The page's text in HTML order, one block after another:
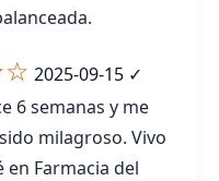
2025-09-15 ✓
6 semanas y me
milagroso. Vivo
en Farmacia del